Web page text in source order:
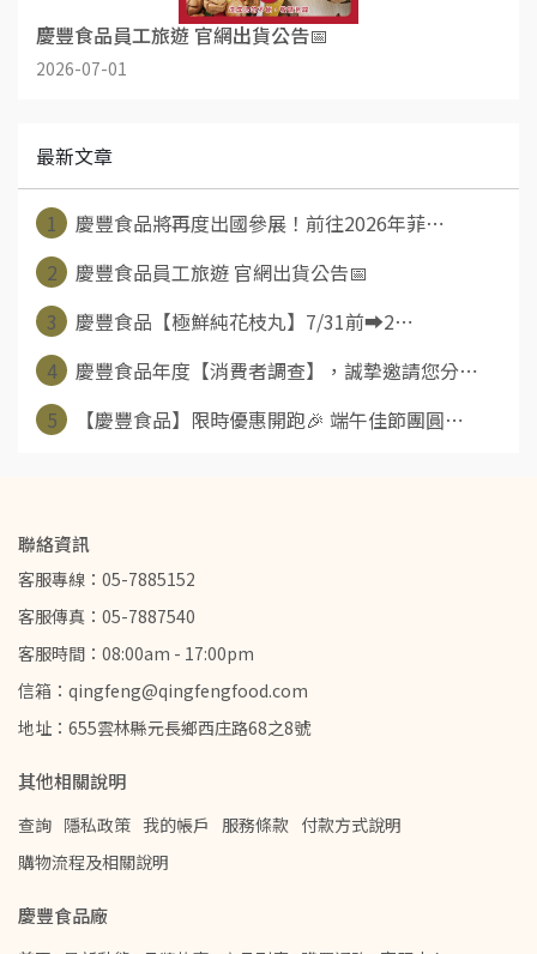
慶豐食品員工旅遊 官網出貨公告📅
2026-07-01
最新文章
1
慶豐食品將再度出國參展！前往2026年菲⋯
2
慶豐食品員工旅遊 官網出貨公告📅
3
慶豐食品【極鮮純花枝丸】7/31前➡️2⋯
4
慶豐食品年度【消費者調查】，誠摯邀請您分⋯
5
【慶豐食品】限時優惠開跑🎉 端午佳節團圓⋯
聯絡資訊
客服專線：05-7885152
客服傳真：05-7887540
客服時間：08:00am - 17:00pm
信箱：qingfeng@qingfengfood.com
地址：655雲林縣元長鄉西庄路68之8號
其他相關說明
查詢 隱私政策 我的帳戶 服務條款 付款方式說明
購物流程及相關說明
慶豐食品廠